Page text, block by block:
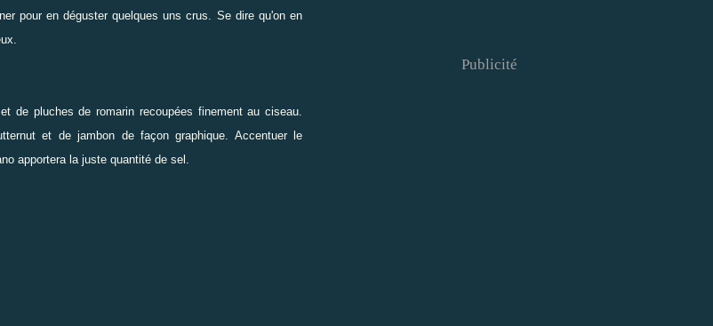
pour en déguster quelques uns crus. Se dire qu'on en
de pluches de romarin recoupées finement au ciseau.
et de jambon de façon graphique. Accentuer le
apportera la juste quantité de sel.
Publicité